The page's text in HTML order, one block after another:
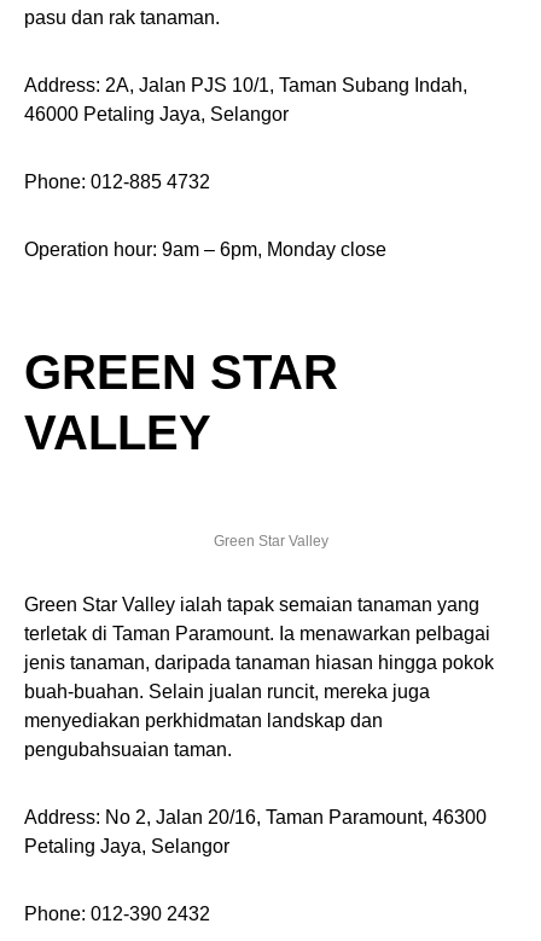
pasu dan rak tanaman.
Address: 2A, Jalan PJS 10/1, Taman Subang Indah,
46000 Petaling Jaya, Selangor
Phone: 012-885 4732
Operation hour: 9am – 6pm, Monday close
GREEN STAR
VALLEY
Green Star Valley
Green Star Valley ialah tapak semaian tanaman yang
terletak di Taman Paramount. Ia menawarkan pelbagai
jenis tanaman, daripada tanaman hiasan hingga pokok
buah-buahan. Selain jualan runcit, mereka juga
menyediakan perkhidmatan landskap dan
pengubahsuaian taman.
Address: No 2, Jalan 20/16, Taman Paramount, 46300
Petaling Jaya, Selangor
Phone: 012-390 2432